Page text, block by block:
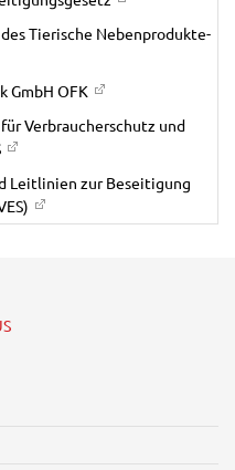
Tierische Nebenprodukte-
GmbH OFK
Verbraucherschutz und
Leitlinien zur Beseitigung